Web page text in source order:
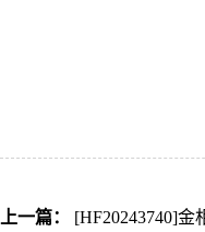
上一篇： [HF20243740]金